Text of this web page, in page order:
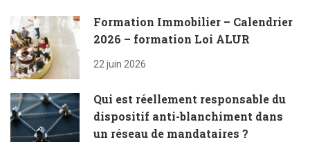
Formation Immobilier – Calendrier
2026 – formation Loi ALUR
22 juin 2026
Qui est réellement responsable du
dispositif anti-blanchiment dans
un réseau de mandataires ?